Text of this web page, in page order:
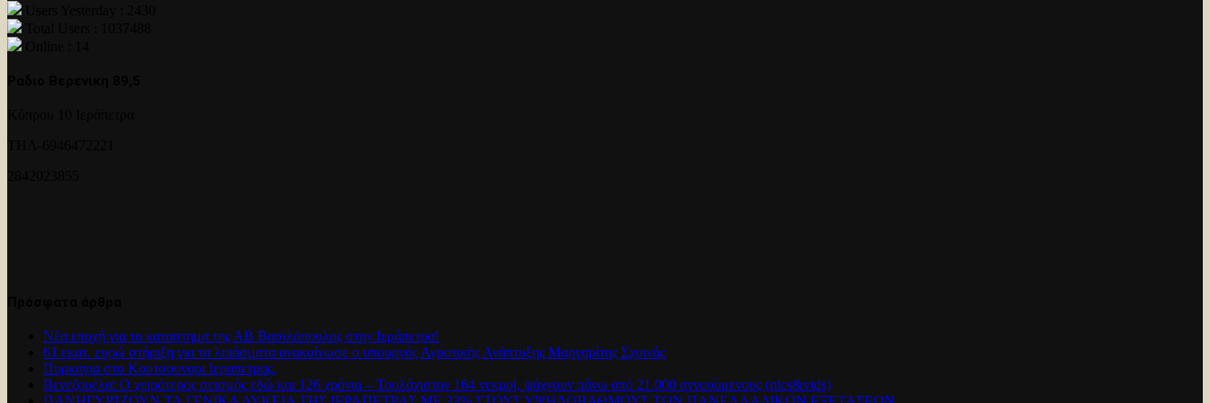
Νέα εποχή για το καταστημα της ΑΒ Βασιλόπουλος στην Ιεράπετρα!
61 εκατ. ευρώ στήριξη για τα λιπάσματα ανακοίνωσε ο υπουργός Αγροτικής Ανάπτυξης Μαργαρίτης Σχοινάς
Πυρκαγια στο Κουτσουναρι Ιεραπετρας.
Βενεζουέλα: Ο χειρότερος σεισμός εδώ και 126 χρόνια – Τουλάχιστον 164 νεκροί, ψάχνουν πάνω από 21.000 αγνοούμενους (pics&vids)